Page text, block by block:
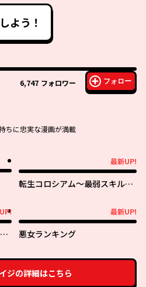
よう！
6,747 フォロワー フォロー
ちに忠実な漫画が満載
最新UP!
転生コロシアム～最弱スキルで
最新UP!
悪女ランキング
ジの詳細はこちら